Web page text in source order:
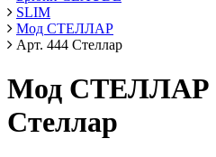
SLIM
Мод СТЕЛЛАР
Арт. 444 Стеллар
Мод СТЕЛЛАР
Стеллар